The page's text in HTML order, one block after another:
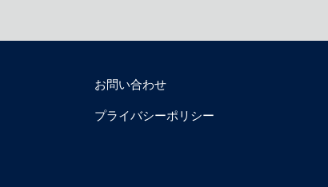
お問い合わせ
プライバシーポリシー